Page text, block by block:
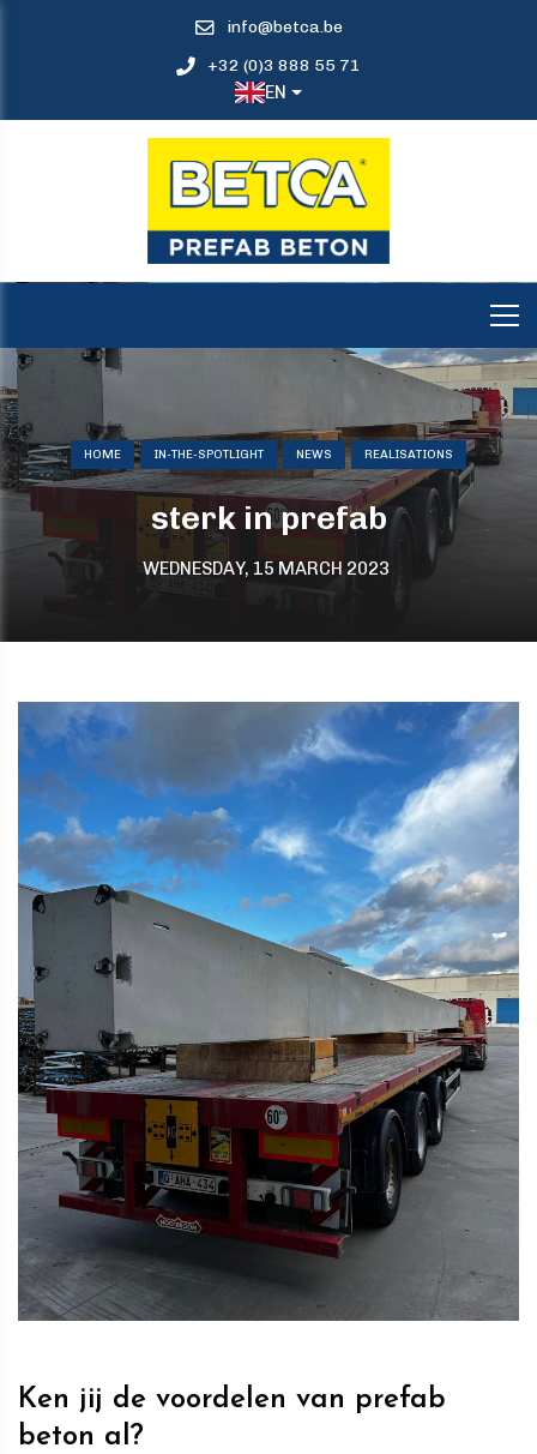
info@betca.be
+32 (0)3 888 55 71
EN
HOME IN-THE-SPOTLIGHT NEWS REALISATIONS
sterk in prefab
WEDNESDAY, 15 MARCH 2023
Ken jij de voordelen van prefab
beton al?